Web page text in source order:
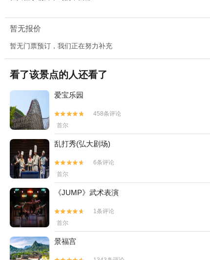
暂无报价
暂无门票预订，我们正在努力补充
看了该景点的人还看了
爱宝乐园


458条评论
首尔
乱打秀(弘大剧场)


6条评论
首尔
《JUMP》武术表演


1条评论
首尔
景福宫